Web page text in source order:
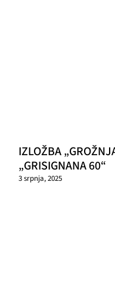
IZLOŽBA
„GRISIGNANA 60“
3 srpnja, 2025